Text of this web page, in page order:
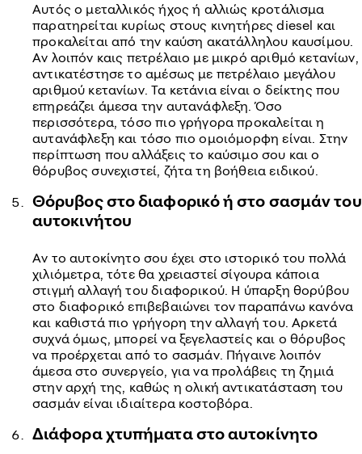
Αυτός ο μεταλλικός ήχος ή αλλιώς κροτάλισμα
παρατηρείται κυρίως στους κινητήρες diesel και
προκαλείται από την καύση ακατάλληλου καυσίμου.
Αν λοιπόν καις πετρέλαιο με μικρό αριθμό κετανίων,
αντικατέστησε το αμέσως με πετρέλαιο μεγάλου
αριθμού κετανίων. Τα κετάνια είναι ο δείκτης που
επηρεάζει άμεσα την αυτανάφλεξη. Όσο
περισσότερα, τόσο πιο γρήγορα προκαλείται η
αυτανάφλεξη και τόσο πιο ομοιόμορφη είναι. Στην
περίπτωση που αλλάξεις το καύσιμο σου και ο
θόρυβος συνεχιστεί, ζήτα τη βοήθεια ειδικού.
Θόρυβος στο διαφορικό ή στο σασμάν του
αυτοκινήτου
Αν το αυτοκίνητο σου έχει στο ιστορικό του πολλά
χιλιόμετρα, τότε θα χρειαστεί σίγουρα κάποια
στιγμή αλλαγή του διαφορικού. Η ύπαρξη θορύβου
στο διαφορικό επιβεβαιώνει τον παραπάνω κανόνα
και καθιστά πιο γρήγορη την αλλαγή του. Αρκετά
συχνά όμως, μπορεί να ξεγελαστείς και ο θόρυβος
να προέρχεται από το σασμάν. Πήγαινε λοιπόν
άμεσα στο συνεργείο, για να προλάβεις τη ζημιά
στην αρχή της, καθώς η ολική αντικατάσταση του
σασμάν είναι ιδιαίτερα κοστοβόρα.
Διάφορα χτυπήματα στο αυτοκίνητο